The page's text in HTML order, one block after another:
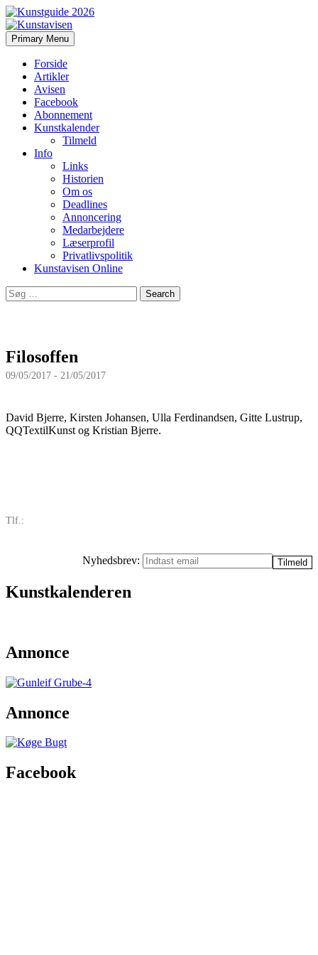
Kunstavisen
Search
Primary Menu Skip
to
Forside
Artikler
Avisen
Facebook
Abonnement
Kunstkalender
Tilmeld
Info
Links
Historien
Om os
Deadlines
Annoncering
Medarbejdere
Læserprofil
Privatlivspolitik
Kunstavisen Online
Search
for:
Filosoffen
09/05/2017 - 21/05/2017
David Bjerre, Kirsten Johansen, Ulla Ferdinandsen, Gitte Lustrup,
QQTextilKunst og Kristian Bjerre.
Tlf.:
Nyhedsbrev:
Kunstkalenderen
Annonce
Annonce
Facebook